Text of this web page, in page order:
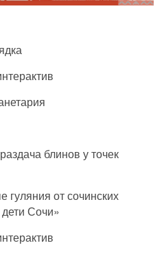
блинов у точек
от сочинских
Сочи»